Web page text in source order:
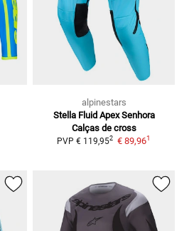
alpinestars
Stella Fluid Apex Senhora
Calças de cross
PVP € 119,952 € 89,961